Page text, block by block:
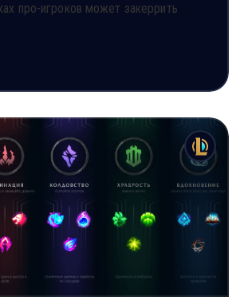
про-игроков может закеррить